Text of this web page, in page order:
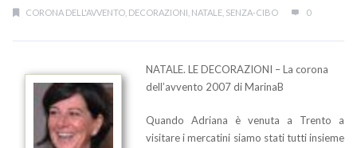
CORONA DELL'AVVENTO DECORAZIONI NATALE SENZA-CIBO 0
NATALE. LE DECORAZIONI – La corona
dell’avvento 2007 di MarinaB
Quando Adriana è venuta a Trento a
visitare i mercatini siamo stati tutti insieme